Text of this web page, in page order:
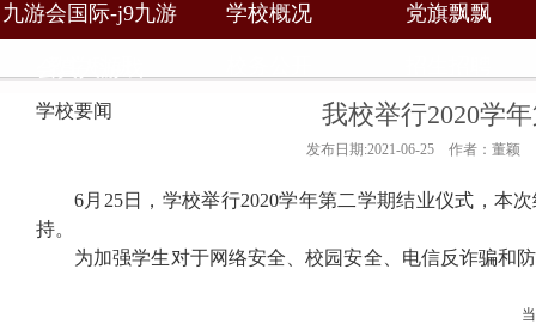
九游会国际-j9九游 学校概况 党旗飘飘
学校要闻 我校举行2020学
发布日期:2021-06-25 作者：董颖
6月 25日，学校举行2020学年第二学期结业仪式，本
持。
为加强学生对于网络安全、校园安全、电信反诈骗和